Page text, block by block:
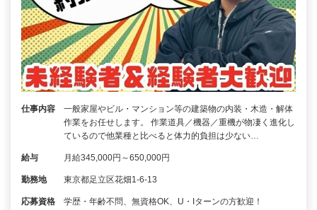
仕事内容
一般家屋やビル・マンション等の建築物の内装・木造・解体
作業をお任せします。 作業道具／機器／重機が物凄く進化し
ているので他業種と比べると体力的負担は少ない…
給与 月給345,000円～650,000円
勤務地 東京都足立区花畑1-6-13
応募資格 学歴・年齢不問、無資格OK、U・Iターンの方歓迎！